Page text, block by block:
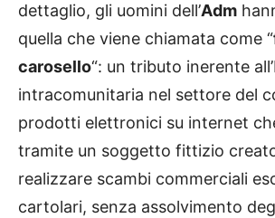
dettaglio, gli uomini dell’Adm
quella che viene chiamata come “
carosello“: un tributo inerente
intracomunitaria nel settore del
prodotti elettronici su internet
tramite un soggetto fittizio
realizzare scambi commerciali
cartolari, senza assolvimento